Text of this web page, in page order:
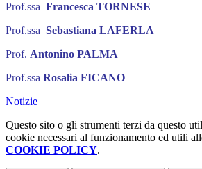
Prof.ssa Francesca TORNESE
Prof.ssa Sebastiana LAFERLA
Prof. Antonino PALMA
Prof.ssa Rosalia FICANO
Notizie
Questo sito o gli strumenti terzi da questo
cookie necessari al funzionamento ed utili
COOKIE POLICY.